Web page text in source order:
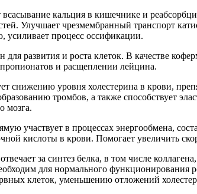
кальция в кишечнике и
Улучшает чрезмембранный транспорт
усиливает процесс оссификации.
развития и роста клеток. В качестве
и расщеплении лейцина.
снижению уровня холестерина в крови,
тромбов, а также способствует
мозга.
участвует в процессах энергообмена,
кислоты в крови. Помогает увеличить
за синтез белка, в том числе
для нормального
клеток, уменьшению отложений